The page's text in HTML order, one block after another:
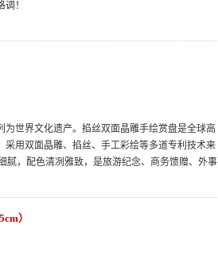
！
为世界文化遗产。掐丝双面晶雕手绘赏盘是全球高
采用双面晶雕、掐丝、手工彩绘等多道专利技术来
腻，配色清冽雅致，是旅游纪念、商务馈赠、外事
）